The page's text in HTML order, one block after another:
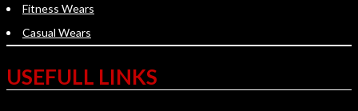
Fitness Wears
Casual Wears
USEFULL LINKS